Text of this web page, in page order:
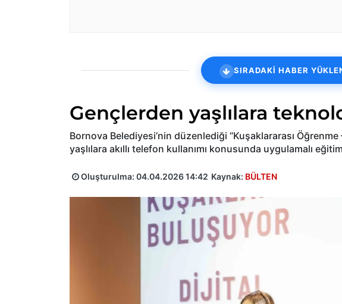
SIRADAKİ HABER
Gençlerden yaşlılara
Bornova Belediyesi’nin düzenlediği “Kuşaklararası
yaşlılara akıllı telefon kullanımı konusunda uygulamalı
Oluşturulma: 04.04.2026 14:42 Kaynak: BÜLTEN